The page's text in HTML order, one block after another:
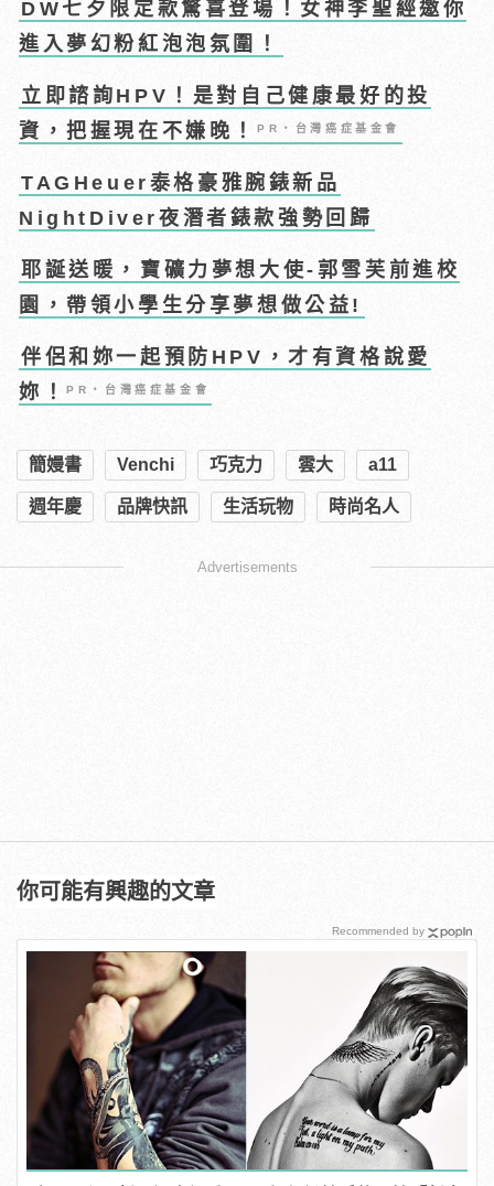
DW七夕限定款驚喜登場！女神李聖經邀你
進入夢幻粉紅泡泡氛圍！
立即諮詢HPV！是對自己健康最好的投
資，把握現在不嫌晚！PR・台灣癌症基金會
TAGHeuer泰格豪雅腕錶新品
NightDiver夜潛者錶款強勢回歸
耶誕送暖，寶礦力夢想大使-郭雪芙前進校
園，帶領小學生分享夢想做公益!
伴侶和妳一起預防HPV，才有資格說愛
妳！PR・台灣癌症基金會
簡嫚書 Venchi 巧克力 雲大 a11
週年慶 品牌快訊 生活玩物 時尚名人
Advertisements
你可能有興趣的文章
Recommended by